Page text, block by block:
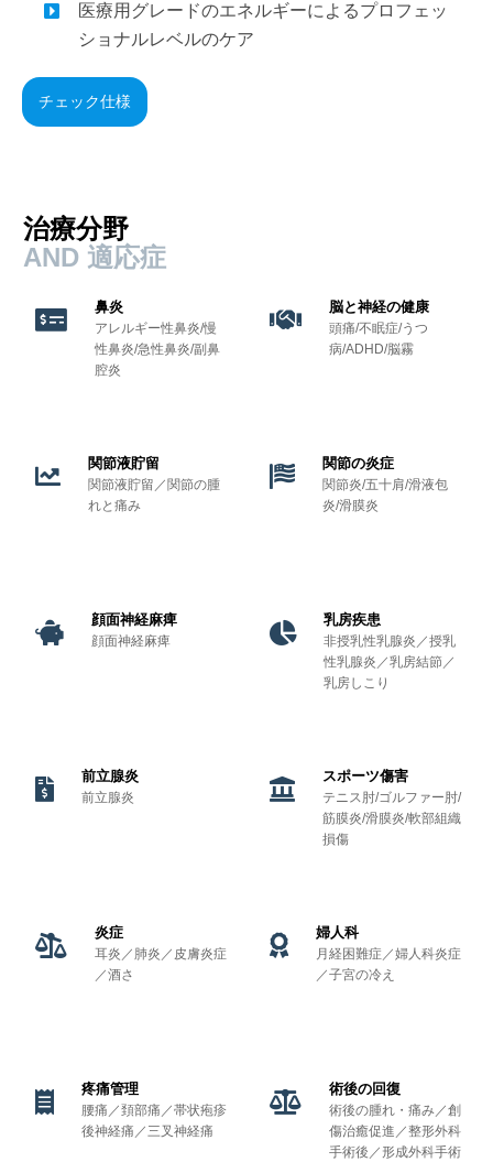
医療用グレードのエネルギーによるプロフェッ
ショナルレベルのケア
チェック仕様
治療分野
AND 適応症
鼻炎
アレルギー性鼻炎/慢
性鼻炎/急性鼻炎/副鼻
腔炎
脳と神経の健康
頭痛/不眠症/うつ
病/ADHD/脳霧
関節液貯留
関節液貯留／関節の腫
れと痛み
関節の炎症
関節炎/五十肩/滑液包
炎/滑膜炎
顔面神経麻痺
顔面神経麻痺
乳房疾患
非授乳性乳腺炎／授乳
性乳腺炎／乳房結節／
乳房しこり
前立腺炎
前立腺炎
スポーツ傷害
テニス肘/ゴルファー肘/
筋膜炎/滑膜炎/軟部組織
損傷
炎症
耳炎／肺炎／皮膚炎症
／酒さ
婦人科
月経困難症／婦人科炎症
／子宮の冷え
疼痛管理
腰痛／頚部痛／帯状疱疹
後神経痛／三叉神経痛
術後の回復
術後の腫れ・痛み／創
傷治癒促進／整形外科
手術後／形成外科手術